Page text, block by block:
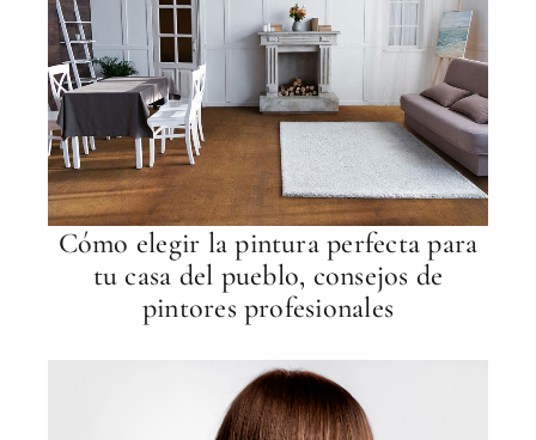
Cómo elegir la pintura perfecta para
tu casa del pueblo, consejos de
pintores profesionales